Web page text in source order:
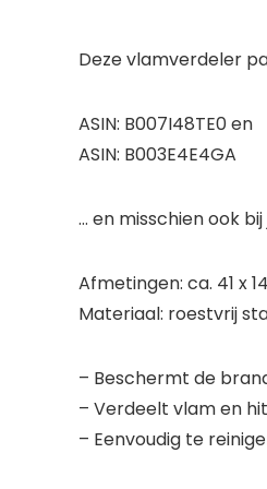
Deze vlamverdeler
ASIN: B007I48TE0 en
ASIN: B003E4E4GA
… en misschien ook
Afmetingen: ca. 41 x
Materiaal: roestvrij
– Beschermt de
– Verdeelt vlam en
– Eenvoudig te